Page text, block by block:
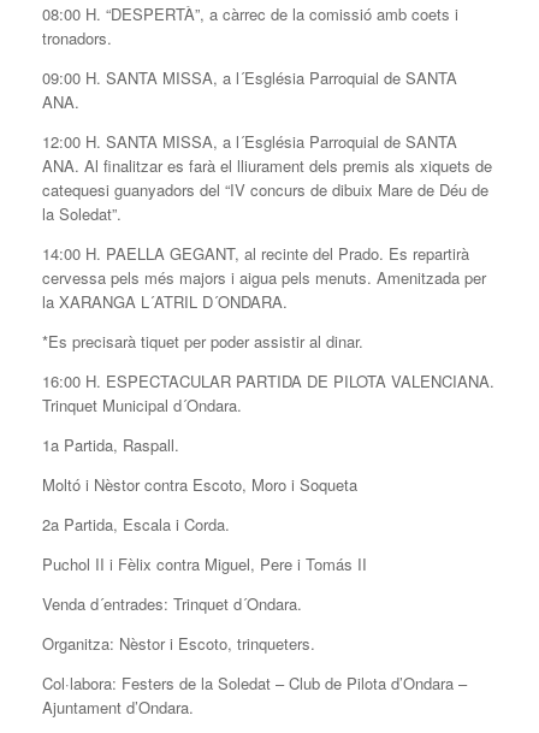
08:00 H. “DESPERTÀ”, a càrrec de la comissió amb coets i
tronadors.
09:00 H. SANTA MISSA, a l´Església Parroquial de SANTA
ANA.
12:00 H. SANTA MISSA, a l´Església Parroquial de SANTA
ANA. Al finalitzar es farà el lliurament dels premis als xiquets de
catequesi guanyadors del “IV concurs de dibuix Mare de Déu de
la Soledat”.
14:00 H. PAELLA GEGANT, al recinte del Prado. Es repartirà
cervessa pels més majors i aigua pels menuts. Amenitzada per
la XARANGA L´ATRIL D´ONDARA.
*Es precisarà tiquet per poder assistir al dinar.
16:00 H. ESPECTACULAR PARTIDA DE PILOTA VALENCIANA.
Trinquet Municipal d´Ondara.
1a Partida, Raspall.
Moltó i Nèstor contra Escoto, Moro i Soqueta
2a Partida, Escala i Corda.
Puchol II i Fèlix contra Miguel, Pere i Tomás II
Venda d´entrades: Trinquet d´Ondara.
Organitza: Nèstor i Escoto, trinqueters.
Col·labora: Festers de la Soledat – Club de Pilota d’Ondara –
Ajuntament d’Ondara.